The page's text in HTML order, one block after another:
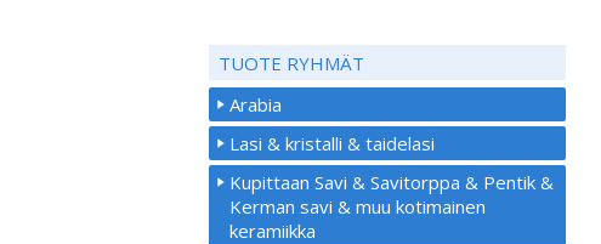
TUOTE RYHMÄT
Arabia
Lasi & kristalli & taidelasi
Kupittaan Savi & Savitorppa & Pentik &
Kerman savi & muu kotimainen
keramiikka